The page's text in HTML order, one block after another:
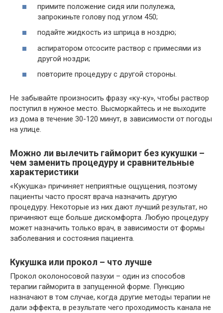
примите положение сидя или полулежа,
запрокиньте голову под углом 450;
подайте жидкость из шприца в ноздрю;
аспиратором отсосите раствор с примесями из
другой ноздри;
повторите процедуру с другой стороны.
Не забывайте произносить фразу «ку-ку», чтобы раствор
поступил в нужное место. Высморкайтесь и не выходите
из дома в течение 30-120 минут, в зависимости от погоды
на улице.
Можно ли вылечить гайморит без кукушки –
чем заменить процедуру и сравнительные
характеристики
«Кукушка» причиняет неприятные ощущения, поэтому
пациенты часто просят врача назначить другую
процедуру. Некоторые из них дают лучший результат, но
причиняют еще больше дискомфорта. Любую процедуру
может назначить только врач, в зависимости от формы
заболевания и состояния пациента.
Кукушка или прокол – что лучше
Прокол околоносовой пазухи – один из способов
терапии гайморита в запущенной форме. Пункцию
назначают в том случае, когда другие методы терапии не
дали эффекта, в результате чего проходимость канала не